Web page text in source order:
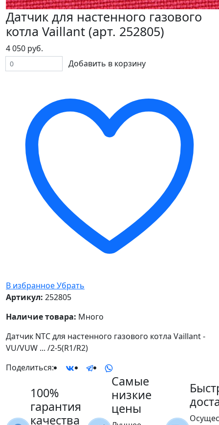
Датчик для настенного газового
котла Vaillant (арт. 252805)
4 050 руб.
Добавить в корзину
В избранноеУбрать
Артикул: 252805
Наличие товара: Много
Датчик NTC для настенного газового котла Vaillant -
VU/VUW ... /2-5(R1/R2)
Поделиться:
100%
гарантия
качества
Самые
низкие
цены